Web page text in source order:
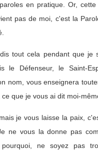
en pratique. Or,
pas de moi, c'est la
tout cela pendant que je
le Défenseur, le Saint-
nom, vous enseignera
que je vous ai dit moi-
je vous laisse la paix,
ne vous la donne pas
ne soyez pas